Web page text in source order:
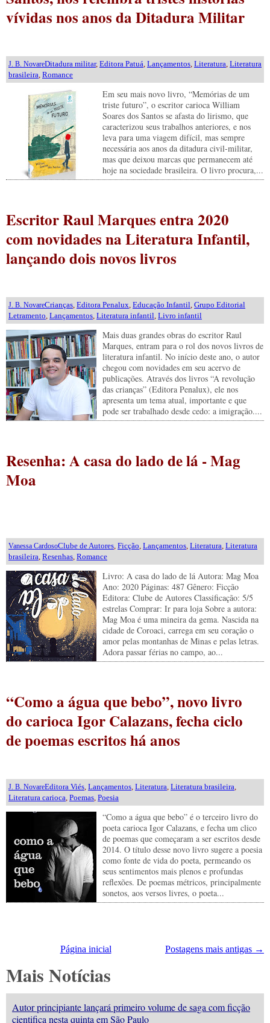
vívidas nos anos da Ditadura Militar
J. B. NovareDitadura militar, Editora Patuá Lançamentos Literatura Literatura
brasileira Romance
Em seu mais novo livro, “Memórias de um
triste futuro”, o escritor carioca William
Soares dos Santos se afasta do lirismo, que
caracterizou seus trabalhos anteriores, e nos
leva para uma viagem difícil, mas sempre
necessária aos anos da ditadura civil-militar,
mas que deixou marcas que permanecem até
hoje na sociedade brasileira. O livro procura,...
Escritor Raul Marques entra 2020
com novidades na Literatura Infantil,
lançando dois novos livros
J. B. NovareCrianças Editora Penalux Educação Infantil Grupo Editorial
Letramento Lançamentos Literatura infantil Livro infantil
Mais duas grandes obras do escritor Raul
Marques, entram para o rol dos novos livros de
literatura infantil. No início deste ano, o autor
chegou com novidades em seu acervo de
publicações. Através dos livros “A revolução
das crianças” (Editora Penalux), ele nos
apresenta um tema atual, importante e que
pode ser trabalhado desde cedo: a imigração....
Resenha: A casa do lado de lá - Mag
Moa
Vanessa CardosoClube de Autores Ficção Lançamentos Literatura Literatura
brasileira Resenhas Romance
Livro: A casa do lado de lá Autora: Mag Moa
Ano: 2020 Páginas: 487 Gênero: Ficção
Editora: Clube de Autores Classificação: 5/5
estrelas Comprar: Ir para loja Sobre a autora:
Mag Moa é uma mineira da gema. Nascida na
cidade de Coroaci, carrega em seu coração o
amor pelas montanhas de Minas e pelas letras.
Adora passar férias no campo, ao...
“Como a água que bebo”, novo livro
do carioca Igor Calazans, fecha ciclo
de poemas escritos há anos
J. B. NovareEditora Viés Lançamentos Literatura Literatura brasileira
Literatura carioca Poemas Poesia
“Como a água que bebo” é o terceiro livro do
poeta carioca Igor Calazans, e fecha um clico
de poemas que começaram a ser escritos desde
2014. O título desse novo livro sugere a poesia
como fonte de vida do poeta, permeando os
seus sentimentos mais plenos e profundas
reflexões. De poemas métricos, principalmente
sonetos, aos versos livres, o poeta...
Postagens mais antigas →
Página inicial
Mais Notícias
Autor principiante lançará primeiro volume de saga com ficção
cientifica nesta quinta em São Paulo